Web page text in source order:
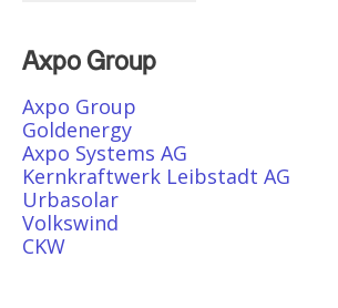
Axpo Group
Axpo Group
Goldenergy
Axpo Systems AG
Kernkraftwerk Leibstadt AG
Urbasolar
Volkswind
CKW